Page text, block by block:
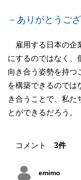
－ありがとうご
雇用する日本の企
にするのではなく、
向き合う姿勢を持つ
を構築できるのでは
き合うことで、私た
とができるだろう。
コメント 3件
emimo